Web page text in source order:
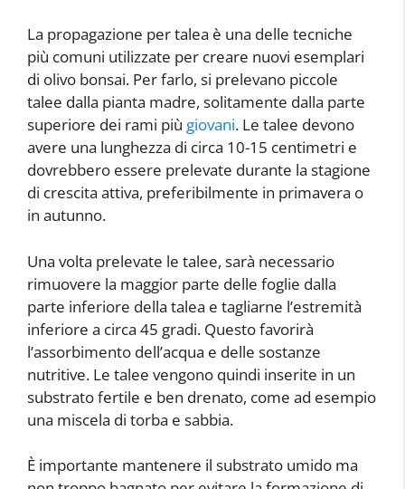
La propagazione per talea è una delle tecniche
più comuni utilizzate per creare nuovi esemplari
di olivo bonsai. Per farlo, si prelevano piccole
talee dalla pianta madre, solitamente dalla parte
superiore dei rami più giovani. Le talee devono
avere una lunghezza di circa 10-15 centimetri e
dovrebbero essere prelevate durante la stagione
di crescita attiva, preferibilmente in primavera o
in autunno.
Una volta prelevate le talee, sarà necessario
rimuovere la maggior parte delle foglie dalla
parte inferiore della talea e tagliarne l’estremità
inferiore a circa 45 gradi. Questo favorirà
l’assorbimento dell’acqua e delle sostanze
nutritive. Le talee vengono quindi inserite in un
substrato fertile e ben drenato, come ad esempio
una miscela di torba e sabbia.
È importante mantenere il substrato umido ma